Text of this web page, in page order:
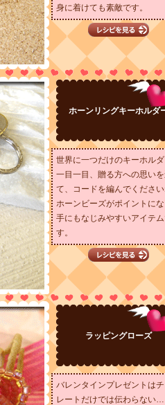
身に着けても素敵です。
ホーンリングキーホルダ
世界に一つだけのキーホル
一目一目、贈る方への思い
て、コードを編んでくださ
ホーンビーズがポイントに
手にもなじみやすいアイテ
す。
ラッピングローズ
バレンタインプレゼントは
レートだけでは伝わらない